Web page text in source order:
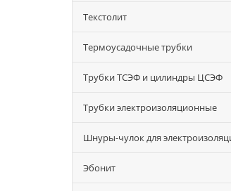
Текстолит
Термоусадочные трубки
Трубки ТСЭФ и цилиндры ЦСЭФ
Трубки электроизоляционные
Шнуры-чулок для
Эбонит